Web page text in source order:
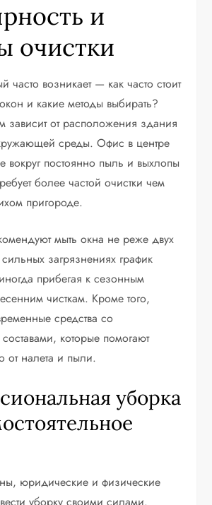
и
очистки
часто возникает — как часто стоит
и какие методы выбирать?
зависит от расположения здания
среды. Офис в центре
вокруг постоянно пыль и выхлопы
более частой очистки чем
пригороде.
мыть окна не реже двух
загрязнениях график
прибегая к сезонным
чисткам. Кроме того,
средства со
которые помогают
от налета и пыли.
уборка
юридические и физические